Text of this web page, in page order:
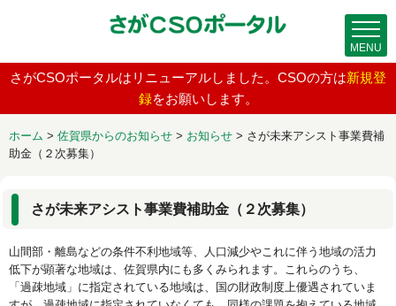
さがCSOポータルはリニューアルしました。CSOの方は新規登
録をお願いします。
ホーム > 佐賀県からのお知らせ > お知らせ > さが未来アシスト事業費補
助金（２次募集）
さが未来アシスト事業費補助金（２次募集）
山間部・離島などの条件不利地域等、人口減少やこれに伴う地域の活力
低下が顕著な地域は、佐賀県内にも多くみられます。これらのうち、
「過疎地域」に指定されている地域は、国の財政制度上優遇されていま
MENU